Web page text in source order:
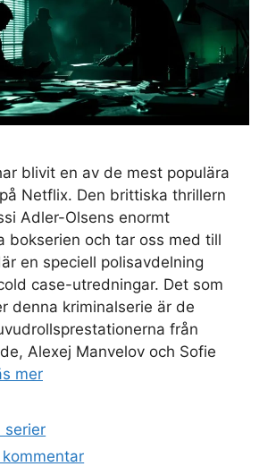
blivit en av de mest populära
Netflix. Den brittiska thrillern
Adler-Olsens enormt
bokserien och tar oss med till
en speciell polisavdelning
case-utredningar. Det som
denna kriminalserie är de
från
Alexej Manvelov och Sofie
mer
serier